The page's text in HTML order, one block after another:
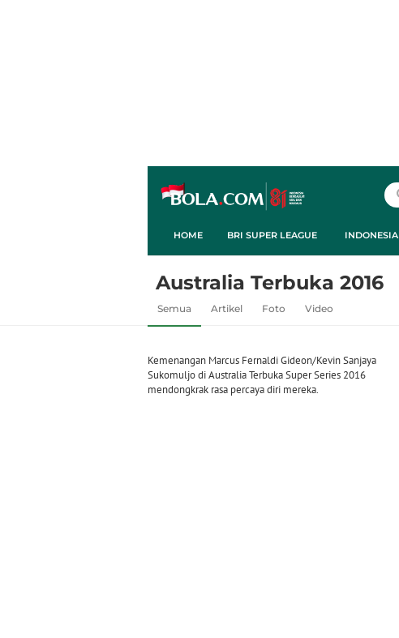
HOME BRI SUPER LEAGUE INDONESIA
Australia Terbuka 2016
Semua Artikel Foto Video
Kemenangan Marcus Fernaldi Gideon/Kevin Sanjaya
Sukomuljo di Australia Terbuka Super Series 2016
mendongkrak rasa percaya diri mereka.